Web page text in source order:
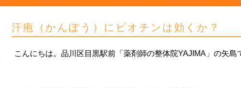
汗疱（かんぽう）にビオチンは効くか？
こんにちは。品川区目黒駅前「薬剤師の整体院YAJIMA」の矢島